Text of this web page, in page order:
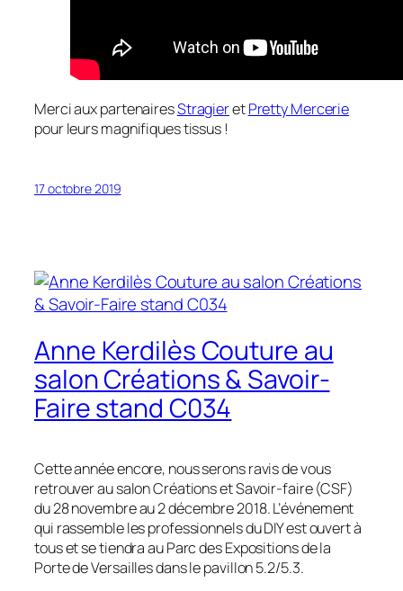
Merci aux partenairesStragieretPretty Mercerie
pour leurs magnifiques tissus !
17 octobre 2019
Anne Kerdilès Couture au
salon Créations & Savoir-
Faire stand C034
Cette année encore, nous serons ravis de vous
retrouver au salon Créations et Savoir-faire (CSF)
du 28 novembre au 2 décembre 2018. L’événement
qui rassemble les professionnels du DIY est ouvert à
tous et se tiendra au Parc des Expositions de la
Porte de Versailles dans le pavillon 5.2/5.3.